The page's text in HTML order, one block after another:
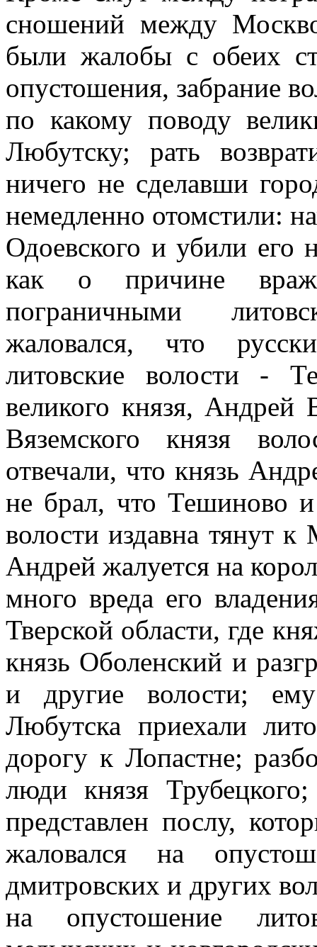
сношений между
были жалобы с обеих
опустошения, забрание
по какому поводу
Любутску; рать
ничего не сделавши
немедленно отомстили:
Одоевского и убили
как о причине
пограничными
жаловался, что
литовские волости -
великого князя, Андрей
Вяземского князя
отвечали, что князь
не брал, что Тешиново
волости издавна тянут
Андрей жалуется на
много вреда его
Тверской области, где
князь Оболенский и
и другие волости;
Любутска приехали
дорогу к Лопастне;
люди князя
представлен послу,
жаловался на
дмитровских и других
на опустошение